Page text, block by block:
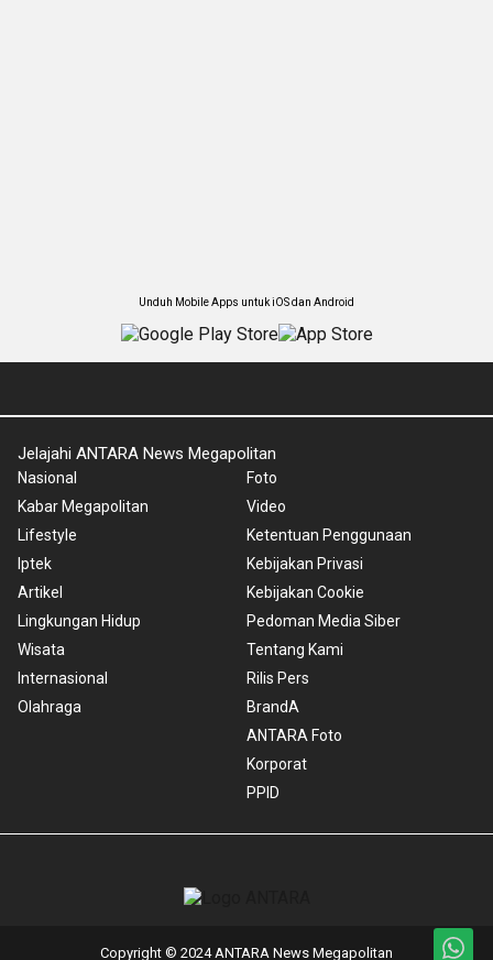
Unduh Mobile Apps untuk iOS dan Android
Jelajahi ANTARA News Megapolitan
Nasional
Kabar Megapolitan
Lifestyle
Iptek
Artikel
Lingkungan Hidup
Wisata
Internasional
Olahraga
Foto
Video
Ketentuan Penggunaan
Kebijakan Privasi
Kebijakan Cookie
Pedoman Media Siber
Tentang Kami
Rilis Pers
BrandA
ANTARA Foto
Korporat
PPID
Copyright © 2024 ANTARA News Megapolitan